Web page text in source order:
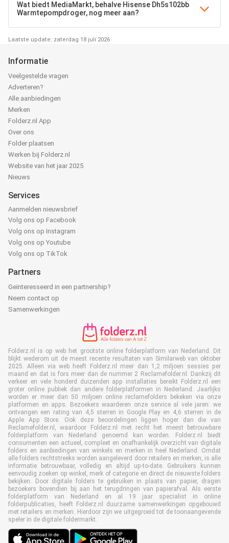
Wat biedt MediaMarkt, behalve Hisense Dh5s102bb
Warmtepompdroger, nog meer aan?
Laatste update: zaterdag 18 juli 2026
Informatie
Veelgestelde vragen
Adverteren?
Alle aanbiedingen
Merken
Folderz.nl App
Over ons
Folder plaatsen
Werken bij Folderz.nl
Website van het jaar 2025
Nieuws
Services
Aanmelden nieuwsbrief
Volg ons op Facebook
Volg ons op Instagram
Volg ons op Youtube
Volg ons op TikTok
Partners
Geïnteresseerd in een partnership?
Neem contact op
Samenwerkingen
Folderz.nl is op web het grootste online folderplatform van Nederland. Dit
blijkt wederom uit de meest recente resultaten van Similarweb van oktober
2025. Alleen via web heeft Folderz.nl meer dan 1,2 miljoen sessies per
maand en dat is fors meer dan de nummer 2 Reclamefolder.nl. Dankzij dit
verkeer en vele honderd duizenden app installaties bereikt Folderz.nl een
groter online publiek dan andere folderplatformen in Nederland. Jaarlijks
worden er meer dan 50 miljoen online reclamefolders bekeken via onze
platformen en apps. Bezoekers waarderen onze service al vele jaren: we
ontvangen een rating van 4,5 sterren in Google Play en 4,6 sterren in de
Apple App Store. Ook deze beoordelingen liggen hoger dan die van
Reclamefolder.nl, waardoor Folderz.nl met recht het meest betrouwbare
folderplatform van Nederland genoemd kan worden. Folderz.nl biedt
consumenten een actueel, compleet en onafhankelijk overzicht van digitale
folders en aanbiedingen van winkels en merken in heel Nederland. Omdat
alle folders rechtstreeks worden aangeleverd door retailers en merken, is alle
informatie betrouwbaar, volledig en altijd up-to-date. Gebruikers kunnen
eenvoudig zoeken op winkel, merk of categorie en direct de nieuwste folders
bekijken. Door digitale folders te gebruiken in plaats van papier, dragen
bezoekers bovendien bij aan het terugdringen van papierafval. Als eerste
folderplatform van Nederland en al 19 jaar specialist in online
folderpublicaties, heeft Folderz.nl duurzame samenwerkingen opgebouwd
met retailers en merken. Hierdoor zijn we uitgegroeid tot de toonaangevende
speler in de digitale foldermarkt.